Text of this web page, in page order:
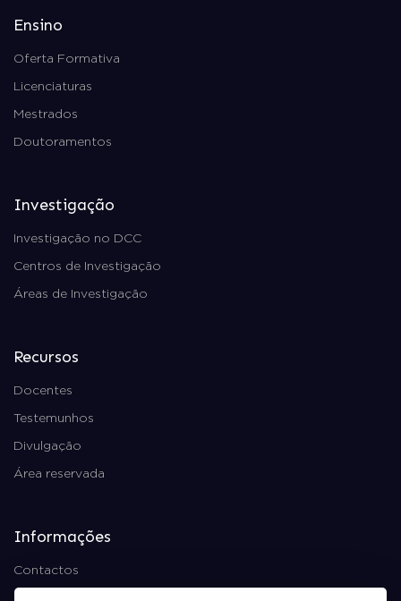
Ensino
Oferta Formativa
Licenciaturas
Mestrados
Doutoramentos
Investigação
Investigação no DCC
Centros de Investigação
Áreas de Investigação
Recursos
Docentes
Testemunhos
Divulgação
Área reservada
Informações
Contactos